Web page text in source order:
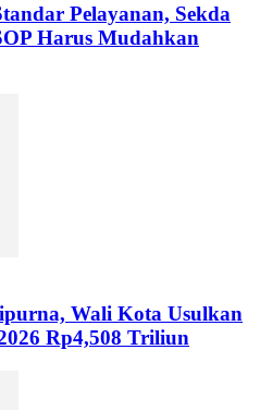
Pelayanan, Sekda
Harus Mudahkan
Wali Kota Usulkan
Rp4,508 Triliun